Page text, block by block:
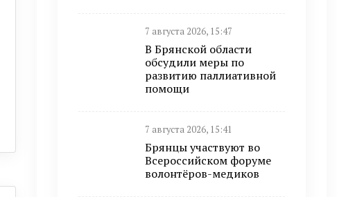
7 августа 2026, 15:47
В Брянской области
обсудили меры по
развитию паллиативной
помощи
7 августа 2026, 15:41
Брянцы участвуют во
Всероссийском форуме
волонтёров-медиков